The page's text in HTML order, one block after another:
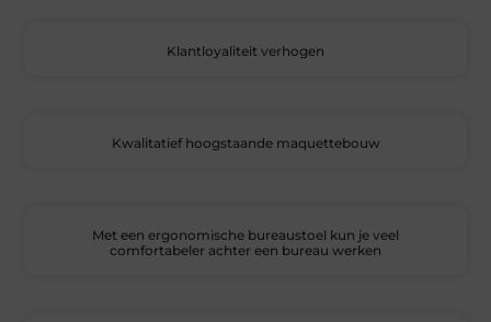
Klantloyaliteit verhogen
Kwalitatief hoogstaande maquettebouw
Met een ergonomische bureaustoel kun je veel
comfortabeler achter een bureau werken